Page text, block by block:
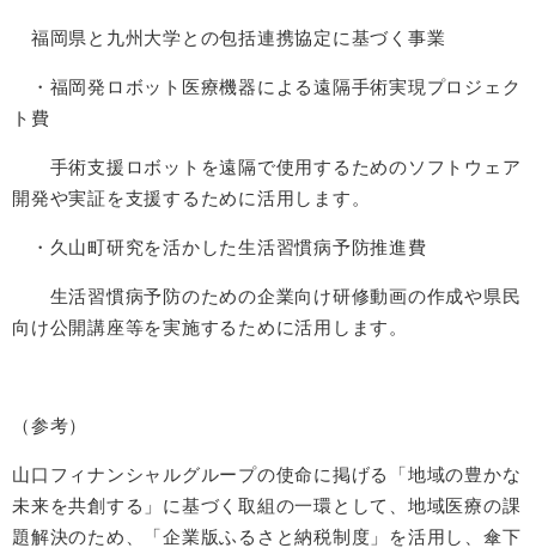
福岡県と九州大学との包括連携協定に基づく事業
・福岡発ロボット医療機器による遠隔手術実現プロジェク
ト費
手術支援ロボットを遠隔で使用するためのソフトウェア
開発や実証を支援するために活用します。
・久山町研究を活かした生活習慣病予防推進費
生活習慣病予防のための企業向け研修動画の作成や県民
向け公開講座等を実施するために活用します。
（参考）
山口フィナンシャルグループの使命に掲げる「地域の豊かな
未来を共創する」に基づく取組の一環として、地域医療の課
題解決のため、「企業版ふるさと納税制度」を活用し、傘下